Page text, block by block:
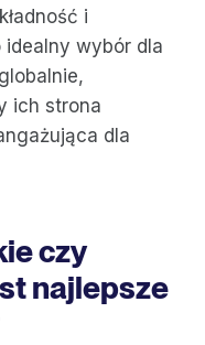
i
idealny wybór dla
ich strona
dla
czy
najlepsze